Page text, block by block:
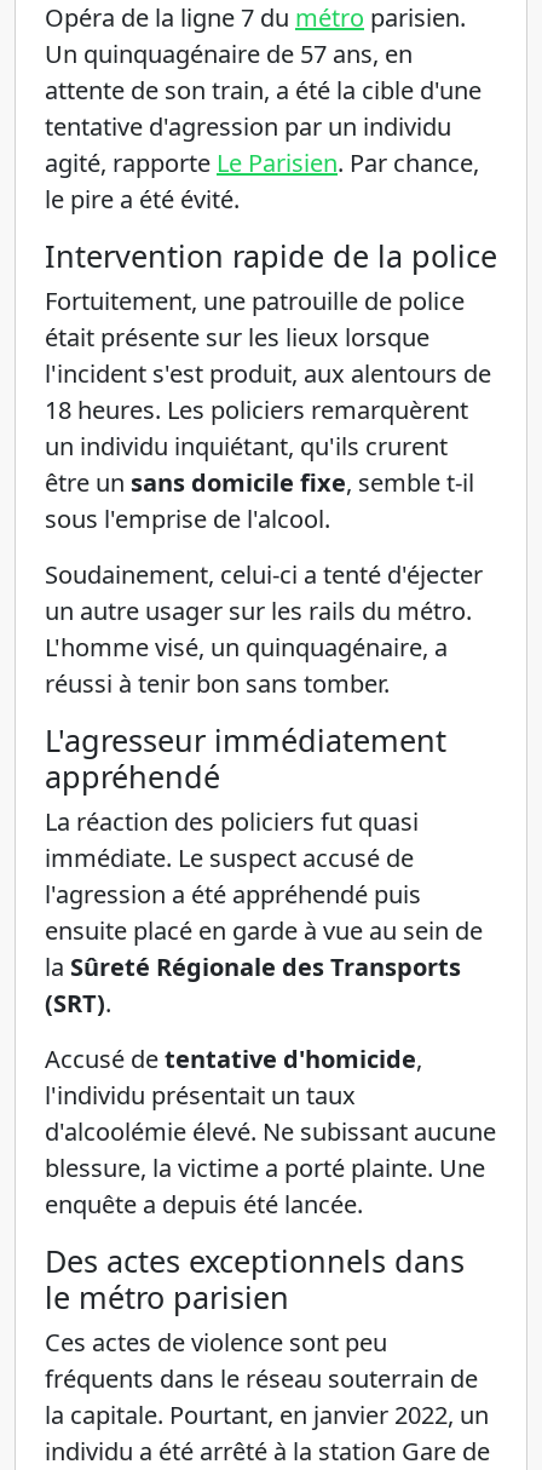
Opéra de la ligne 7 du métro parisien.
Un quinquagénaire de 57 ans, en
attente de son train, a été la cible d'une
tentative d'agression par un individu
agité, rapporte Le Parisien. Par chance,
le pire a été évité.
Intervention rapide de la police
Fortuitement, une patrouille de police
était présente sur les lieux lorsque
l'incident s'est produit, aux alentours de
18 heures. Les policiers remarquèrent
un individu inquiétant, qu'ils crurent
être un sans domicile fixe, semble t-il
sous l'emprise de l'alcool.
Soudainement, celui-ci a tenté d'éjecter
un autre usager sur les rails du métro.
L'homme visé, un quinquagénaire, a
réussi à tenir bon sans tomber.
L'agresseur immédiatement
appréhendé
La réaction des policiers fut quasi
immédiate. Le suspect accusé de
l'agression a été appréhendé puis
ensuite placé en garde à vue au sein de
la Sûreté Régionale des Transports
(SRT).
Accusé detentative d'homicide,
l'individu présentait un taux
d'alcoolémie élevé. Ne subissant aucune
blessure, la victime a porté plainte. Une
enquête a depuis été lancée.
Des actes exceptionnels dans
le métro parisien
Ces actes de violence sont peu
fréquents dans le réseau souterrain de
la capitale. Pourtant, en janvier 2022, un
individu a été arrêté à la station Gare de